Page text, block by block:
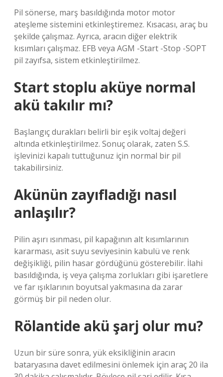
Pil sönerse, marş basıldığında motor motor
ateşleme sistemini etkinleştiremez. Kısacası, araç bu
şekilde çalışmaz. Ayrıca, aracın diğer elektrik
kısımları çalışmaz. EFB veya AGM -Start -Stop -SOPT
pil zayıfsa, sistem etkinleştirilmez.
Start stoplu aküye normal
akü takılır mı?
Başlangıç ​​durakları belirli bir eşik voltaj değeri
altında etkinleştirilmez. Sonuç olarak, zaten S.S.
işlevinizi kapalı tuttuğunuz için normal bir pil
takabilirsiniz.
Akünün zayıfladığı nasıl
anlaşılır?
Pilin aşırı ısınması, pil kapağının alt kısımlarının
kararması, asit suyu seviyesinin kabulü ve renk
değişikliği, pilin hasar gördüğünü gösterebilir. İlahi
basıldığında, iş veya çalışma zorlukları gibi işaretlere
ve far ışıklarının boyutsal yakmasına da zarar
görmüş bir pil neden olur.
Rölantide akü şarj olur mu?
Uzun bir süre sonra, yük eksikliğinin aracın
bataryasına davet edilmesini önlemek için araç 20 ila